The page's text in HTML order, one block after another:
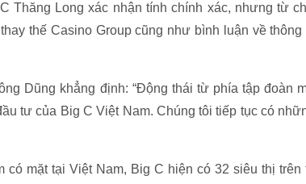
Thăng Long xác nhận tính chính xác, nhưng từ
thế Casino Group cũng như bình luận về
Dũng khẳng định: “Động thái từ phía tập đoàn
tư của Big C Việt Nam. Chúng tôi tiếp tục có
có mặt tại Việt Nam, Big C hiện có 32 siêu thị